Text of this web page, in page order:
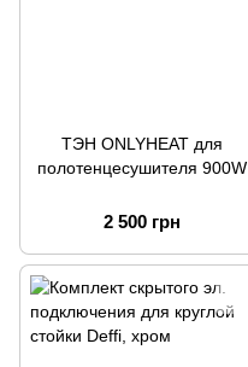
ТЭН ONLYHEAT для
полотенцесушителя 900W
2 500 грн